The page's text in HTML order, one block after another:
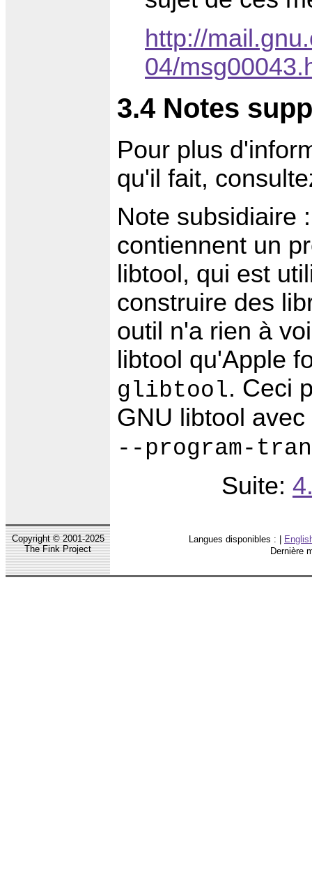
http://
04/
3.4 Notes
Pour plus
qu'il fait,
Note subsidiaire
contiennent un
libtool, qui est
construire des
outil n'a rien à
libtool qu'Apple
glibtool. Ceci
GNU libtool avec
--program-
Suite:
Copyright © 2001-2025
The Fink Project
Langues disponibles : |
Dernière